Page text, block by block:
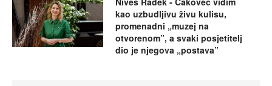
kao uzbudljivu živu kulisu,
promenadni „muzej na
otvorenom”, a svaki posjetitelj
dio je njegova „postava”